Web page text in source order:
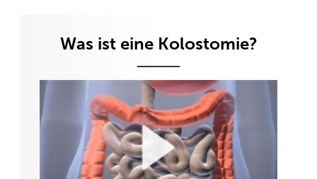
Was ist eine Kolostomie?